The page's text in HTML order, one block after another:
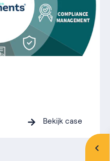
Bekijk case